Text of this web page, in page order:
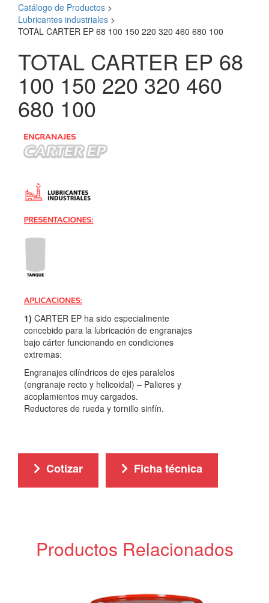
Catálogo de Productos >
Lubricantes industriales >
TOTAL CARTER EP 68 100 150 220 320 460 680 100
TOTAL CARTER EP 68
100 150 220 320 460
680 100
1) CARTER EP ha sido especialmente
concebido para la lubricación de engranajes
bajo cárter funcionando en condiciones
extremas:
Engranajes cilíndricos de ejes paralelos
(engranaje recto y helicoidal) – Palieres y
acoplamientos muy cargados.
Reductores de rueda y tornillo sinfín.
Cotizar Ficha técnica
Productos Relacionados